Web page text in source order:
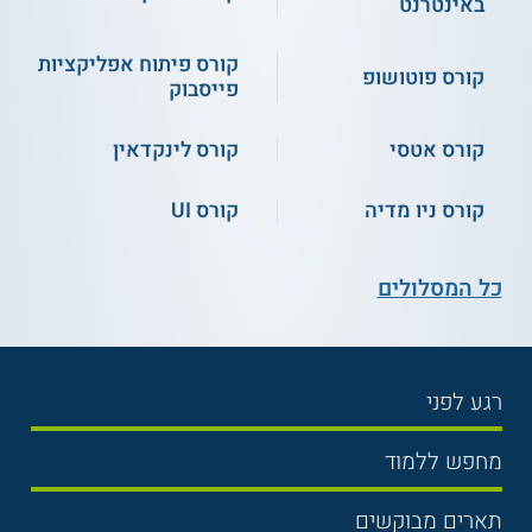
קורס פוטושופ
קורס פיתוח אפליקציות
פייסבוק
קורס אטסי
קורס לינקדאין
קורס ניו מדיה
קורס UI
כל המסלולים
רגע לפני
בחירת לימודים
תנאי קבלה
מחפש ללמוד
תואר ראשון
תארים מבוקשים